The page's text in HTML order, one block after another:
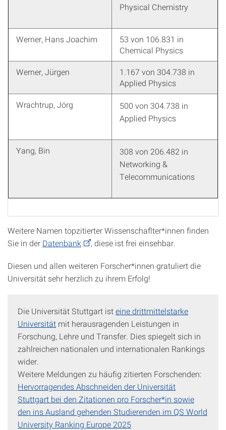
Physical Chemistry
Werner, Hans Joachim
53 von 106.831 in
Chemical Physics
Werner, Jürgen
1.167 von 304.738 in
Applied Physics
Wrachtrup, Jörg
500 von 304.738 in
Applied Physics
Yang, Bin
308 von 206.482 in
Networking &
Telecommunications
Weitere Namen topzitierter Wissenschaflter*innen finden
Sie in der Datenbank , diese ist frei einsehbar.
Diesen und allen weiteren Forscher*innen gratuliert die
Universität sehr herzlich zu ihrem Erfolg!
Die Universität Stuttgart isteine drittmittelstarke
Universität mit herausragenden Leistungen in
Forschung, Lehre und Transfer. Dies spiegelt sich in
zahlreichen nationalen und internationalen Rankings
wider.
Weitere Meldungen zu häufig zitierten Forschenden:
Hervorragendes Abschneiden der Universität
Stuttgart bei den Zitationen pro Forscher*in sowie
den ins Ausland gehenden Studierenden im QS World
University Ranking Europe 2025